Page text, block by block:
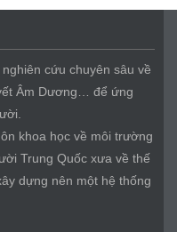
cứu chuyên sâu về
Âm Dương… để ứng
khoa học về môi trường
Trung Quốc xưa về thế
dựng nên một hệ thống